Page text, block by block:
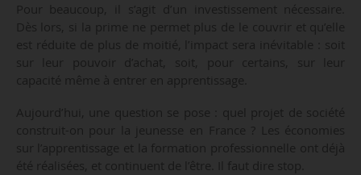
Pour beaucoup, il s’agit d’un investissement nécessaire.
Dès lors, si la prime ne permet plus de le couvrir et qu’elle
est réduite de plus de moitié, l’impact sera inévitable : soit
sur leur pouvoir d’achat, soit, pour certains, sur leur
capacité même à entrer en apprentissage.
Aujourd’hui, une question se pose : quel projet de société
construit-on pour la jeunesse en France ? Les économies
sur l’apprentissage et la formation professionnelle ont déjà
été réalisées, et continuent de l’être. Il faut dire stop.